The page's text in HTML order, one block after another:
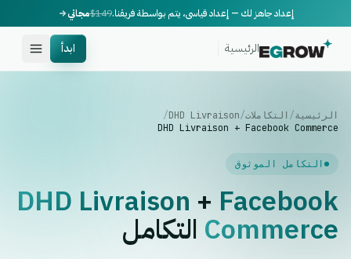
إعداد جاهز لك — إعداد قياسي، يتم بواسطة فريقنا.$149مجاني
الرئيسية ابدأ
الرئيسية/ التكاملات/
DHD Livraison
/
DHD Livraison + Facebook Commerce
التكامل الموثوق
DHD Livraison + Facebook
Commerce التكامل